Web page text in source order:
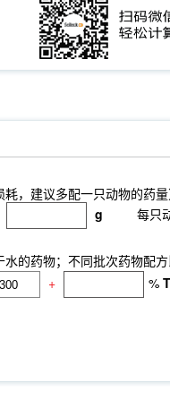
，建议多配一只动物的药量
g 每只
的药物；不同批次药物配
+ %